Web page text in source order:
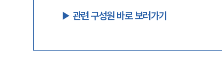
▶︎ 관련 구성원 바로 보러가기